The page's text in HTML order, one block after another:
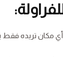
مكان تريده فقط